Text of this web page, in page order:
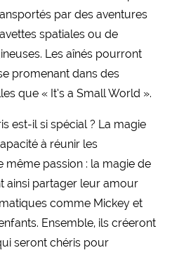
par des aventures
spatiales ou de
Les aînés pourront
promenant dans des
que « It’s a Small World ».
est-il si spécial ? La magie
à réunir les
même passion : la magie de
ainsi partager leur amour
comme Mickey et
Ensemble, ils créeront
seront chéris pour